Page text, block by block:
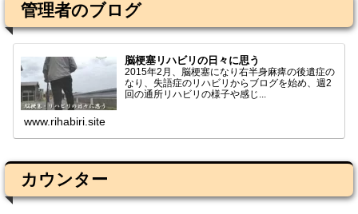
管理者のブログ
脳梗塞リハビリの日々に思う
2015年2月、脳梗塞になり右半身麻痺の後遺症の
なり、失語症のリハビリからブログを始め、週2
回の通所リハビリの様子や感じ...
www.rihabiri.site
カウンター